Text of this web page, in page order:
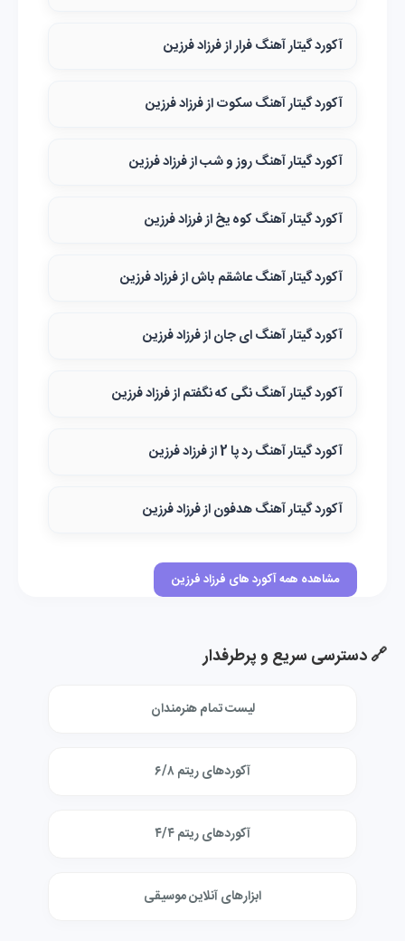
آکورد گیتار آهنگ فرار از فرزاد فرزین
آکورد گیتار آهنگ سکوت از فرزاد فرزین
آکورد گیتار آهنگ روز و شب از فرزاد فرزین
آکورد گیتار آهنگ کوه یخ از فرزاد فرزین
آکورد گیتار آهنگ عاشقم باش از فرزاد فرزین
آکورد گیتار آهنگ ای جان از فرزاد فرزین
آکورد گیتار آهنگ نگی که نگفتم از فرزاد فرزین
آکورد گیتار آهنگ رد پا 2 از فرزاد فرزین
آکورد گیتار آهنگ هدفون از فرزاد فرزین
مشاهده همه آکورد های فرزاد فرزین
🔗 دسترسی سریع و پرطرفدار
لیست تمام هنرمندان
آکوردهای ریتم ۶/۸
آکوردهای ریتم ۴/۴
ابزارهای آنلاین موسیقی